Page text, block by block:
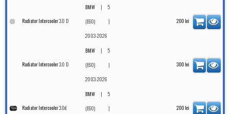
Radiator Intercooler3.0 D
BMW |5
(E60) |
2003-2026
200 lei
Radiator Intercooler3.0 D
BMW |5
(E60) |
2003-2026
300 lei
Radiator Intercooler3.0d
BMW |5
(E60) |
200 lei